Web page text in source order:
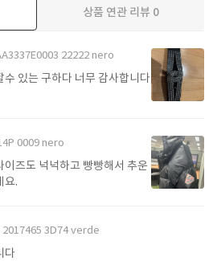
상품 연관 리뷰 0
22222 nero
있는 구하다 너무 감사합니다
0009 nero
즈도 넉넉하고 빵빵해서 추운
요.
2017465 3D74 verde
다